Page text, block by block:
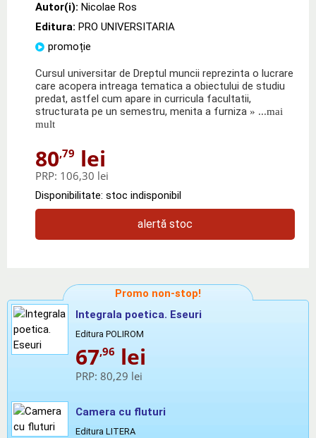
Autor(i): Nicolae Ros
Editura: PRO UNIVERSITARIA
promoție
Cursul universitar de Dreptul muncii reprezinta o lucrare
care acopera intreaga tematica a obiectului de studiu
predat, astfel cum apare in curricula facultatii,
structurata pe un semestru, menita a furniza » ...mai
mult
80,79 lei
PRP: 106,30 lei
Disponibilitate: stoc indisponibil
alertă stoc
Promo non-stop!
Integrala poetica. Eseuri
Editura POLIROM
67,96 lei
PRP: 80,29 lei
Camera cu fluturi
Editura LITERA